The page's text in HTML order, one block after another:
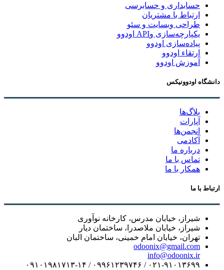
حسابداری و حسابرسی
ارتباط با مشتریان
طراحی وبسایت و سئو
یکپارچه‌سازی وAPI اودوو
پیاده‌سازی اودوو
ارتقاء اودوو
آموزش اودوو
دانشگاه اودوونیکس
بلاگ‌ها
آپارات
انجمن‌ها
آکادمی
درباره ما
تماس با ما
همکار با ما
ارتباط با ما
شیراز، خیابان مدرس، کارخانه نوآوری
شیراز، خیابان ملاصدرا، ساختمان دیار
تهران، خیابان امام خمینی، ساختمان البان
odoonix@gmail.com
info@odoonix.ir
۰۲۱-۹۱۰۱۳۶۹۹ / ۰۹۹۶۱۲۳۹۷۴۶ / ۰۹۱۰۱۹۸۱۷۱۳-۱۴